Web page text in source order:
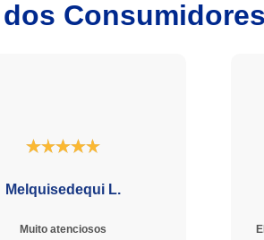
Consumidores
Muito atenciosos
Melquisedequi L.